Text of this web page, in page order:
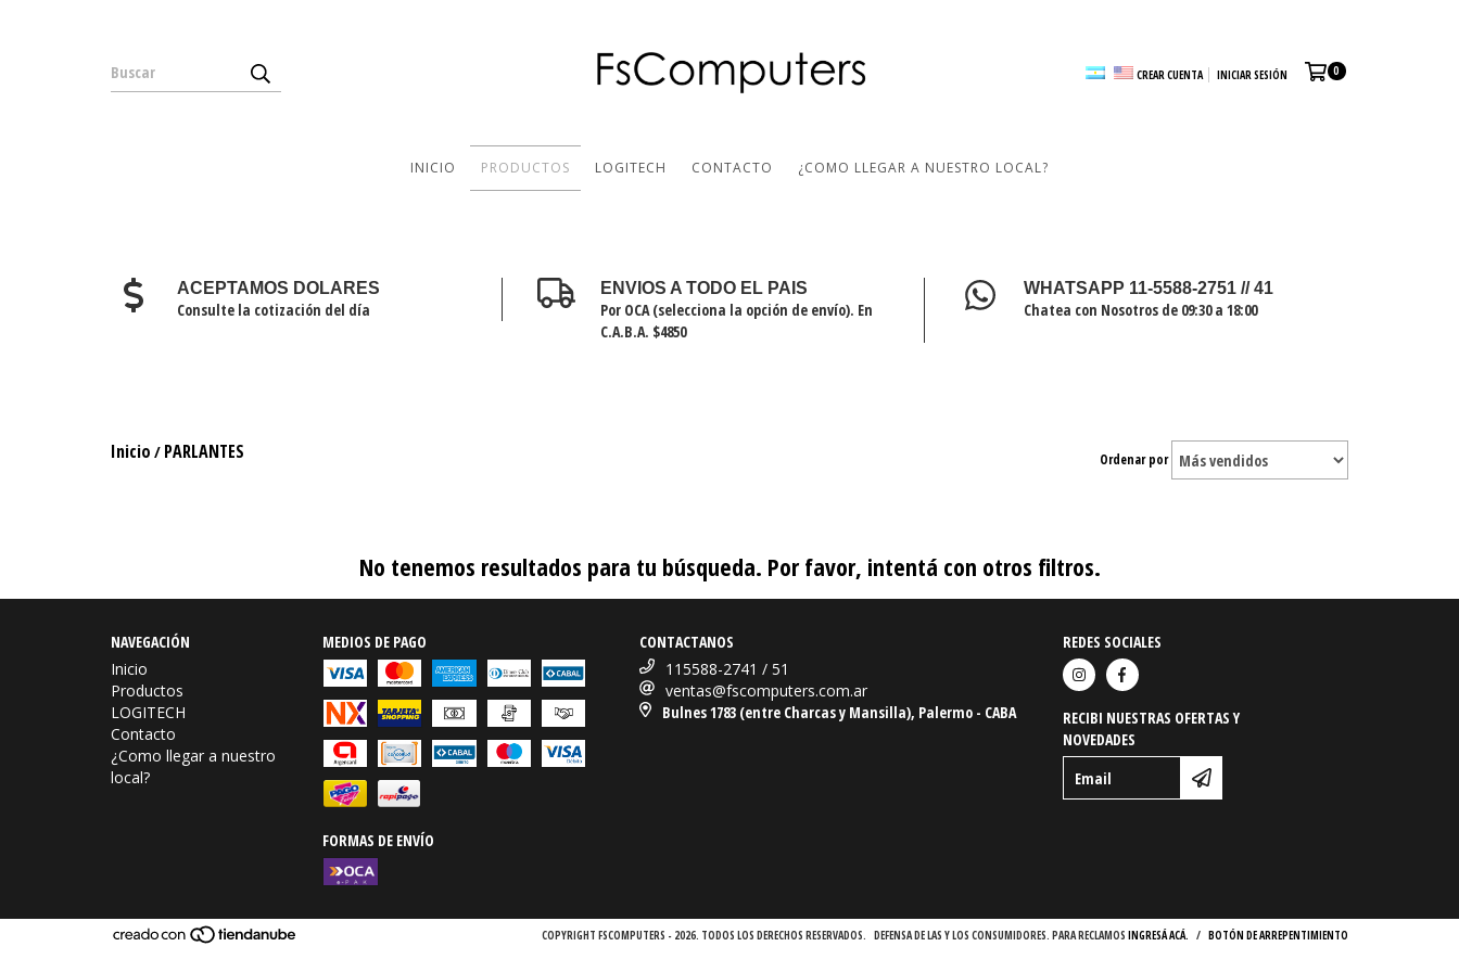
CREAR CUENTA INICIAR SESIÓN 0
INICIO PRODUCTOS LOGITECH CONTACTO ¿COMO LLEGAR A NUESTRO LOCAL?
ACEPTAMOS DOLARES
Consulte la cotización del día
ENVIOS A TODO EL PAIS
Por OCA (selecciona la opción de envío). En
C.A.B.A. $4850
WHATSAPP 11-5588-2751 // 41
Chatea con Nosotros de 09:30 a 18:00
Inicio / PARLANTES Ordenar por
No tenemos resultados para tu búsqueda. Por favor, intentá con otros filtros.
NAVEGACIÓN
Inicio
Productos
LOGITECH
Contacto
¿Como llegar a nuestro
local?
MEDIOS DE PAGO
FORMAS DE ENVÍO
CONTACTANOS
115588-2741 / 51
ventas@fscomputers.com.ar
Bulnes 1783 (entre Charcas y Mansilla), Palermo - CABA
REDES SOCIALES
RECIBI NUESTRAS OFERTAS Y
NOVEDADES
COPYRIGHT FSCOMPUTERS - 2026. TODOS LOS DERECHOS RESERVADOS. DEFENSA DE LAS Y LOS CONSUMIDORES. PARA RECLAMOS INGRESÁ ACÁ. / BOTÓN DE ARREPENTIMIENTO